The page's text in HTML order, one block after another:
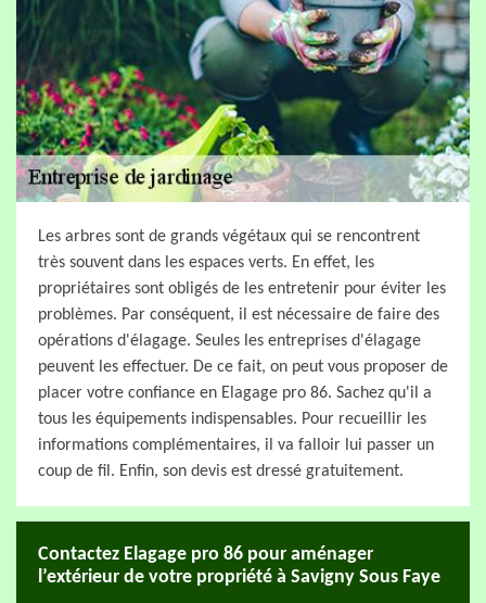
Les arbres sont de grands végétaux qui se rencontrent
très souvent dans les espaces verts. En effet, les
propriétaires sont obligés de les entretenir pour éviter les
problèmes. Par conséquent, il est nécessaire de faire des
opérations d'élagage. Seules les entreprises d'élagage
peuvent les effectuer. De ce fait, on peut vous proposer de
placer votre confiance en Elagage pro 86. Sachez qu'il a
tous les équipements indispensables. Pour recueillir les
informations complémentaires, il va falloir lui passer un
coup de fil. Enfin, son devis est dressé gratuitement.
Contactez Elagage pro 86 pour aménager
l’extérieur de votre propriété à Savigny Sous Faye